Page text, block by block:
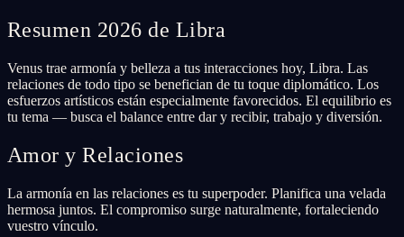
Resumen 2026 de Libra
Venus trae armonía y belleza a tus interacciones hoy, Libra. Las
relaciones de todo tipo se benefician de tu toque diplomático. Los
esfuerzos artísticos están especialmente favorecidos. El equilibrio es
tu tema — busca el balance entre dar y recibir, trabajo y diversión.
Amor y Relaciones
La armonía en las relaciones es tu superpoder. Planifica una velada
hermosa juntos. El compromiso surge naturalmente, fortaleciendo
vuestro vínculo.